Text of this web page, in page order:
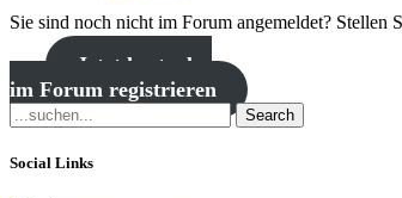
Sie sind noch nicht im Forum angemeldet? Stellen
Jetzt kostenlos
im Forum registrieren
Search
Social Links